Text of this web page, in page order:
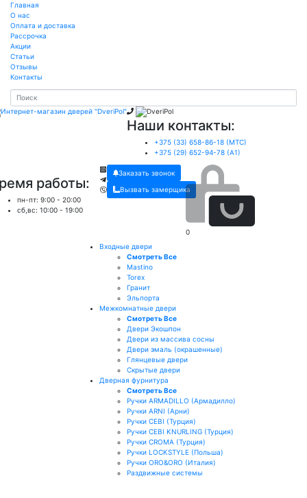
Главная
О нас
Оплата и доставка
Рассрочка
Акции
Статьи
Отзывы
Контакты
Наши контакты:
+375 (33) 658-86-18 (МТС)
+375 (29) 652-94-78 (A1)
работы:
пн-пт: 9:00 - 20:00
сб,вс: 10:00 - 19:00
Заказать звонок
Вызвать замерщика
0
Входные двери
Смотреть Все
Mastino
Torex
Гранит
Эльпорта
Межкомнатные двери
Смотреть Все
Двери Экошпон
Двери из массива сосны
Двери эмаль (окрашенные)
Глянцевые двери
Скрытые двери
Дверная фурнитура
Смотреть Все
Ручки ARMADILLO (Армадилло)
Ручки ARNI (Арни)
Ручки CEBI (Турция)
Ручки CEBI KNURLING (Турция)
Ручки CROMA (Турция)
Ручки LOCKSTYLE (Польша)
Ручки ORO&ORO (Италия)
Раздвижные системы